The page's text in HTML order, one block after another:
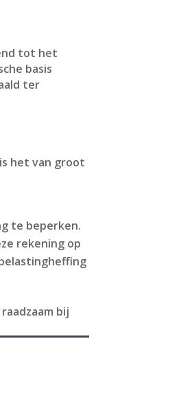
tot het
basis
ter
het van groot
te beperken.
rekening op
bij